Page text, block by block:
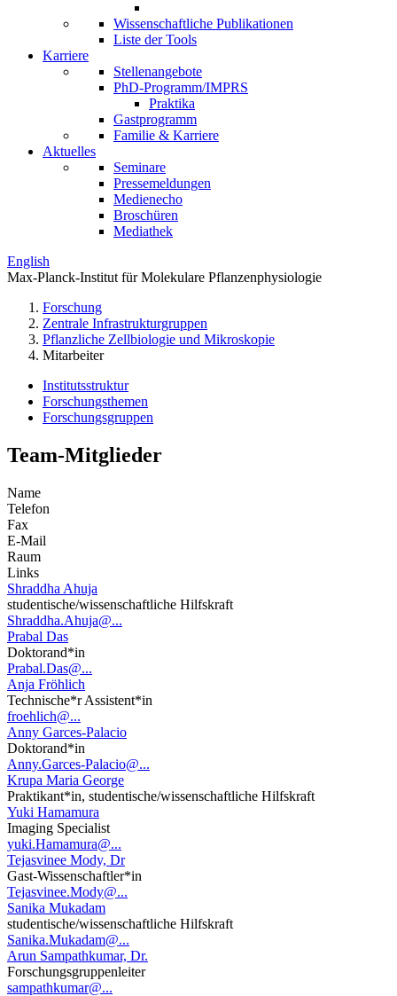
Wissenschaftliche Publikationen
Liste der Tools
Karriere
Stellenangebote
PhD-Programm/IMPRS
Praktika
Gastprogramm
Familie & Karriere
Aktuelles
Seminare
Pressemeldungen
Medienecho
Broschüren
Mediathek
English
Max-Planck-Institut für Molekulare Pflanzenphysiologie
Forschung
Zentrale Infrastrukturgruppen
Pflanzliche Zellbiologie und Mikroskopie
Mitarbeiter
Institutsstruktur
Forschungsthemen
Forschungsgruppen
Team-Mitglieder
Name
Telefon
Fax
E-Mail
Raum
Links
Shraddha Ahuja
studentische/wissenschaftliche Hilfskraft
Shraddha.Ahuja@...
Prabal Das
Doktorand*in
Prabal.Das@...
Anja Fröhlich
Technische*r Assistent*in
froehlich@...
Anny Garces-Palacio
Doktorand*in
Anny.Garces-Palacio@...
Krupa Maria George
Praktikant*in, studentische/wissenschaftliche Hilfskraft
Yuki Hamamura
Imaging Specialist
yuki.Hamamura@...
Tejasvinee Mody, Dr
Gast-Wissenschaftler*in
Tejasvinee.Mody@...
Sanika Mukadam
studentische/wissenschaftliche Hilfskraft
Sanika.Mukadam@...
Arun Sampathkumar, Dr.
Forschungsgruppenleiter
sampathkumar@...